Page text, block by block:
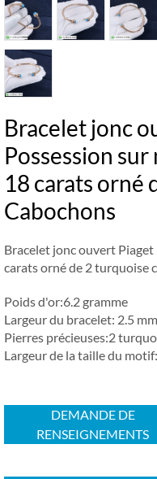
Bracelet jonc
Possession
18 carats orné
Cabochons
Bracelet jonc ouvert Piaget
carats orné de 2 turquoise
Poids d'or:6.2 gramme
Largeur du bracelet: 2.5 mm
Pierres précieuses:2
Largeur de la taille du
DEMANDE DE
RENSEIGNEMENTS